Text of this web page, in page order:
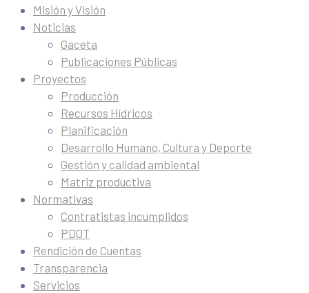
Misión y Visión
Noticias
Gaceta
Publicaciones Públicas
Proyectos
Producción
Recursos Hídricos
Planificación
Desarrollo Humano, Cultura y Deporte
Gestión y calidad ambiental
Matriz productiva
Normativas
Contratistas incumplidos
PDOT
Rendición de Cuentas
Transparencia
Servicios